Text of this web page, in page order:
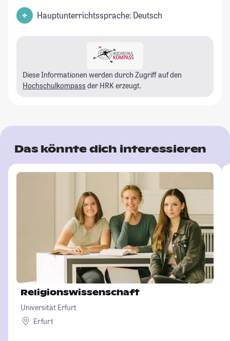
Hauptunterrichtssprache: Deutsch
Diese Informationen werden durch Zugriff auf den
Hochschulkompass der HRK erzeugt.
Das könnte dich interessieren
Religionswissenschaft
Universität Erfurt
Erfurt